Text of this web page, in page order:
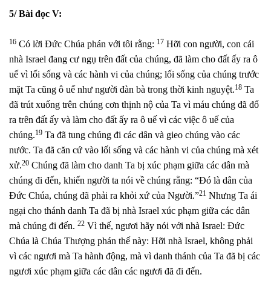
5/ Bài đọc V:
16 Có lời Đức Chúa phán với tôi rằng: 17 Hỡi con người, con cái
nhà Israel đang cư ngụ trên đất của chúng, đã làm cho đất ấy ra ô
uế vì lối sống và các hành vi của chúng; lối sống của chúng trước
mặt Ta cũng ô uế như người đàn bà trong thời kinh nguyệt.18 Ta
đã trút xuống trên chúng cơn thịnh nộ của Ta vì máu chúng đã đổ
ra trên đất ấy và làm cho đất ấy ra ô uế vì các việc ô uế của
chúng.19 Ta đã tung chúng đi các dân và gieo chúng vào các
nước. Ta đã căn cứ vào lối sống và các hành vi của chúng mà xét
xử.20 Chúng đã làm cho danh Ta bị xúc phạm giữa các dân mà
chúng đi đến, khiến người ta nói về chúng rằng: “Đó là dân của
Đức Chúa, chúng đã phải ra khỏi xứ của Người.”21 Nhưng Ta ái
ngại cho thánh danh Ta đã bị nhà Israel xúc phạm giữa các dân
mà chúng đi đến. 22 Vì thế, ngươi hãy nói với nhà Israel: Đức
Chúa là Chúa Thượng phán thế này: Hỡi nhà Israel, không phải
vì các ngươi mà Ta hành động, mà vì danh thánh của Ta đã bị các
ngươi xúc phạm giữa các dân các ngươi đã đi đến.